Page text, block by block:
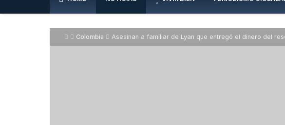
Colombia Asesinan a familiar de Lyan que entregó el dinero del